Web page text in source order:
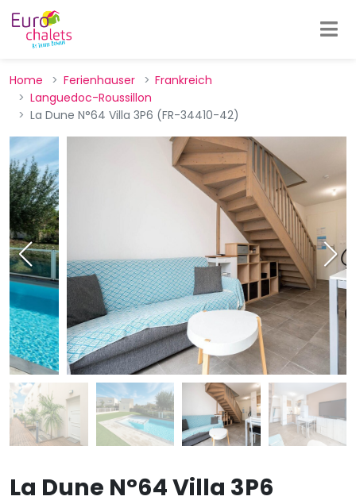
Home Ferienhauser
Frankreich
Languedoc-Roussillon
La Dune N°64 Villa 3P6 (FR-34410-42)
La Dune N°64 Villa 3P6